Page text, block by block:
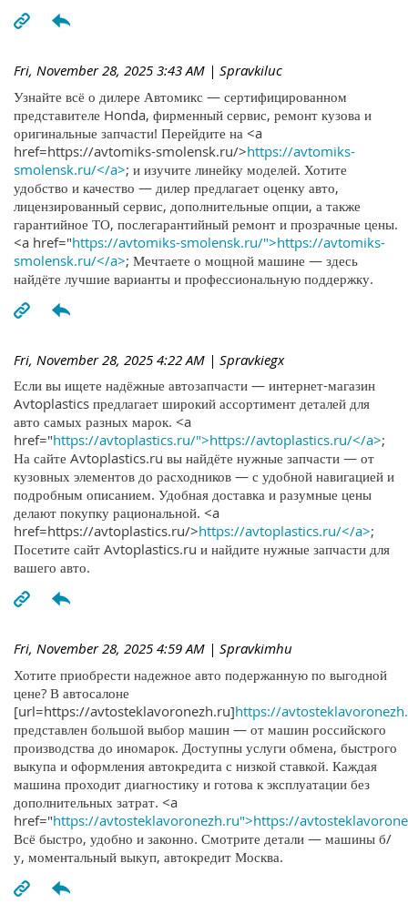
Fri, November 28, 2025 3:43 AM | Spravkiluc
Узнайте всё о дилере Автомикс — сертифицированном
представителе Honda, фирменный сервис, ремонт кузова и
оригинальные запчасти! Перейдите на <a
href=https://avtomiks-smolensk.ru/>https://avtomiks-
smolensk.ru/</a>; и изучите линейку моделей. Хотите
удобство и качество — дилер предлагает оценку авто,
лицензированный сервис, дополнительные опции, а также
гарантийное ТО, послегарантийный ремонт и прозрачные цены.
<a href="https://avtomiks-smolensk.ru/">https://avtomiks-
smolensk.ru/</a>; Мечтаете о мощной машине — здесь
найдёте лучшие варианты и профессиональную поддержку.
Fri, November 28, 2025 4:22 AM | Spravkiegx
Если вы ищете надёжные автозапчасти — интернет-магазин
Avtoplastics предлагает широкий ассортимент деталей для
авто самых разных марок. <a
href="https://avtoplastics.ru/">https://avtoplastics.ru/</a>;
На сайте Avtoplastics.ru вы найдёте нужные запчасти — от
кузовных элементов до расходников — с удобной навигацией и
подробным описанием. Удобная доставка и разумные цены
делают покупку рациональной. <a
href=https://avtoplastics.ru/>https://avtoplastics.ru/</a>;
Посетите сайт Avtoplastics.ru и найдите нужные запчасти для
вашего авто.
Fri, November 28, 2025 4:59 AM | Spravkimhu
Хотите приобрести надежное авто подержанную по выгодной
цене? В автосалоне
[url=https://avtosteklavoronezh.ru]https://
представлен большой выбор машин — от машин российского
производства до иномарок. Доступны услуги обмена, быстрого
выкупа и оформления автокредита с низкой ставкой. Каждая
машина проходит диагностику и готова к эксплуатации без
дополнительных затрат. <a
href="https://avtosteklavoronezh.ru">https://
Всё быстро, удобно и законно. Смотрите детали — машины б/
у, моментальный выкуп, автокредит Москва.